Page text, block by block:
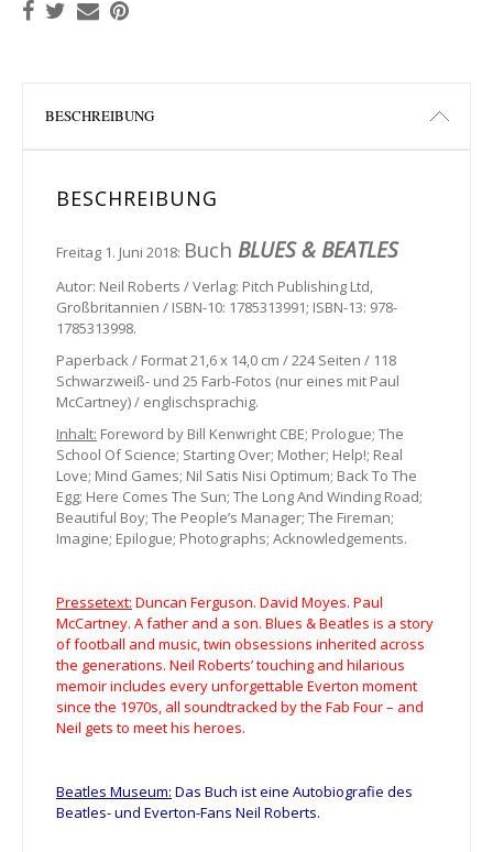
BESCHREIBUNG
BESCHREIBUNG
Freitag 1. Juni 2018: Buch BLUES & BEATLES
Autor: Neil Roberts / Verlag: Pitch Publishing Ltd,
Großbritannien / ISBN-10: 1785313991; ISBN-13: 978-
1785313998.
Paperback / Format 21,6 x 14,0 cm / 224 Seiten / 118
Schwarzweiß- und 25 Farb-Fotos (nur eines mit Paul
McCartney) / englischsprachig.
Inhalt: Foreword by Bill Kenwright CBE; Prologue; The
School Of Science; Starting Over; Mother; Help!; Real
Love; Mind Games; Nil Satis Nisi Optimum; Back To The
Egg; Here Comes The Sun; The Long And Winding Road;
Beautiful Boy; The People’s Manager; The Fireman;
Imagine; Epilogue; Photographs; Acknowledgements.
Pressetext: Duncan Ferguson. David Moyes. Paul
McCartney. A father and a son. Blues & Beatles is a story
of football and music, twin obsessions inherited across
the generations. Neil Roberts’ touching and hilarious
memoir includes every unforgettable Everton moment
since the 1970s, all soundtracked by the Fab Four – and
Neil gets to meet his heroes.
Beatles Museum: Das Buch ist eine Autobiografie des
Beatles- und Everton-Fans Neil Roberts.